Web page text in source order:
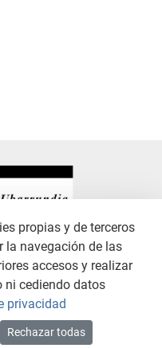
AVISO LEGAL
POLÍTICA DE PRIVACIDAD
los derechos reservados.
propias y de terceros
la navegación de las
accesos y realizar
ni cediendo datos
privacidad
Rechazar todas